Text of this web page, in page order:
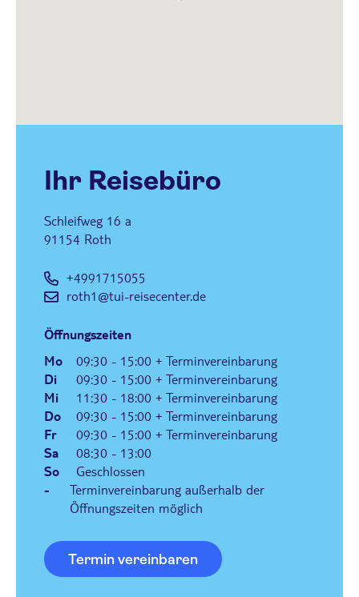
Ihr Reisebüro
Schleifweg 16 a
91154 Roth
+4991715055
roth1@tui-reisecenter.de
Öffnungszeiten
Mo
09:30 - 15:00 + Terminvereinbarung
Di
09:30 - 15:00 + Terminvereinbarung
Mi
11:30 - 18:00 + Terminvereinbarung
Do
09:30 - 15:00 + Terminvereinbarung
Fr
09:30 - 15:00 + Terminvereinbarung
Sa
08:30 - 13:00
So
Geschlossen
-
Terminvereinbarung außerhalb der
Öffnungszeiten möglich
Termin vereinbaren